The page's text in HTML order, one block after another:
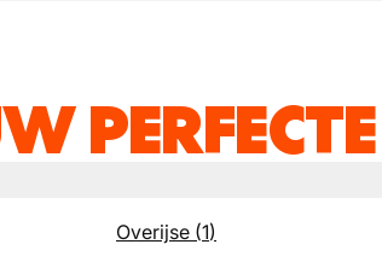
Overijse (1)